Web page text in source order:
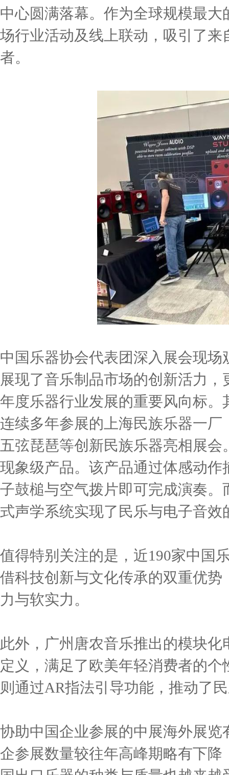
中心圆满落幕。作为全球规模最
场行业活动及线上联动，吸引了
者。
中国乐器协会代表团深入展会现
展现了音乐制品市场的创新活力
年度乐器行业发展的重要风向标
连续多年参展的上海民族乐器一
五弦琵琶等创新民族乐器亮相展
现象级产品。该产品通过体感动
子鼓槌与空气拨片即可完成演奏。
式声学系统实现了民乐与电子音效
值得特别关注的是，近190家中国
借科技创新与文化传承的双重优
力与软实力。
此外，广州唐农音乐推出的模块
定义，满足了欧美年轻消费者的
则通过AR指法引导功能，推动了
协助中国企业参展的中展海外展
企参展数量较往年高峰期略有下